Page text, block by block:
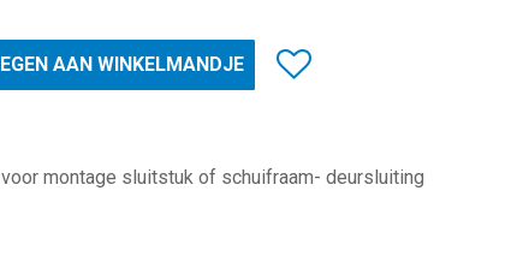
AAN WINKELMANDJE
montage sluitstuk of schuifraam- deursluiting